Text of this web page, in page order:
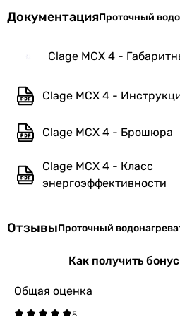
Габариты в упаковке
Ширина в
245 мм
Высота в
162 мм
Глубина в
256 мм
Гарантия
ДокументацияПроточный
Clage MCX 4 -
Clage MCX 4 -
Clage MCX 4 - Брошюра
Clage MCX 4 - Класс
энергоэффективности
ОтзывыПроточный
Как получить
Общая оценка